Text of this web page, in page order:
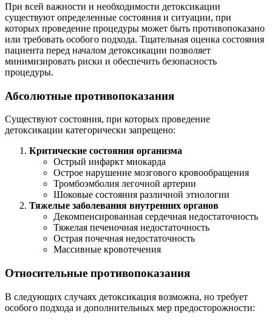
При всей важности и необходимости детоксикации
существуют определенные состояния и ситуации, при
которых проведение процедуры может быть противопоказано
или требовать особого подхода. Тщательная оценка состояния
пациента перед началом детоксикации позволяет
минимизировать риски и обеспечить безопасность
процедуры.
Абсолютные противопоказания
Существуют состояния, при которых проведение
детоксикации категорически запрещено:
Критические состояния организма
Острый инфаркт миокарда
Острое нарушение мозгового кровообращения
Тромбоэмболия легочной артерии
Шоковые состояния различной этиологии
Тяжелые заболевания внутренних органов
Декомпенсированная сердечная недостаточность
Тяжелая печеночная недостаточность
Острая почечная недостаточность
Массивные кровотечения
Относительные противопоказания
В следующих случаях детоксикация возможна, но требует
особого подхода и дополнительных мер предосторожности: